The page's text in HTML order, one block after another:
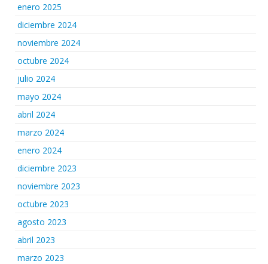
enero 2025
diciembre 2024
noviembre 2024
octubre 2024
julio 2024
mayo 2024
abril 2024
marzo 2024
enero 2024
diciembre 2023
noviembre 2023
octubre 2023
agosto 2023
abril 2023
marzo 2023